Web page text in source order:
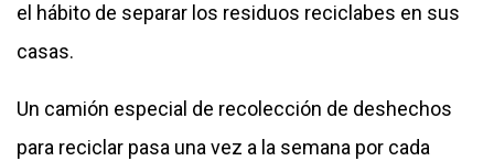
el hábito de separar los residuos reciclabes en sus
casas.
Un camión especial de recolección de deshechos
para reciclar pasa una vez a la semana por cada